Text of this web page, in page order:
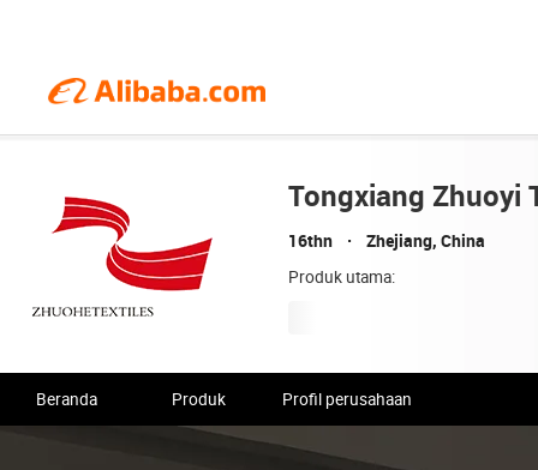
Tongxiang Zhuoyi
16thn Zhejiang, China
Produk utama:
Beranda Produk Profil perusahaan